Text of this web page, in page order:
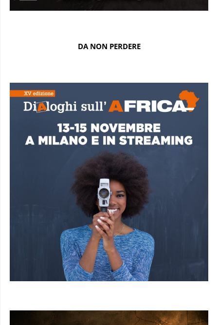
DA NON PERDERE